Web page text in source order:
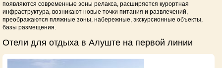
появляются современные зоны релакса, расширяется курортная
инфраструктура, возникают новые точки питания и развлечений,
преображаются пляжные зоны, набережные, экскурсионные объекты,
базы размещения.
Отели для отдыха в Алуште на первой линии